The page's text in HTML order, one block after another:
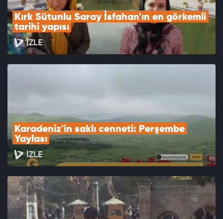
Kırk Sütunlu Saray İsfahan'ın en görkemli
tarihi yapısı
İZLE
Karadeniz'in saklı cenneti: Perşembe
Yaylası
İZLE